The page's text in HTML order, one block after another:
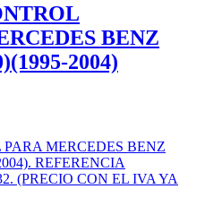
BENZ
2004)
MERCEDES BENZ
REFERENCIA
(PRECIO CON EL IVA YA